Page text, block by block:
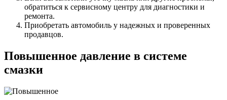
обратиться к сервисному центру для диагностики и
ремонта.
Приобретать автомобиль у надежных и проверенных
продавцов.
Повышенное давление в системе
смазки